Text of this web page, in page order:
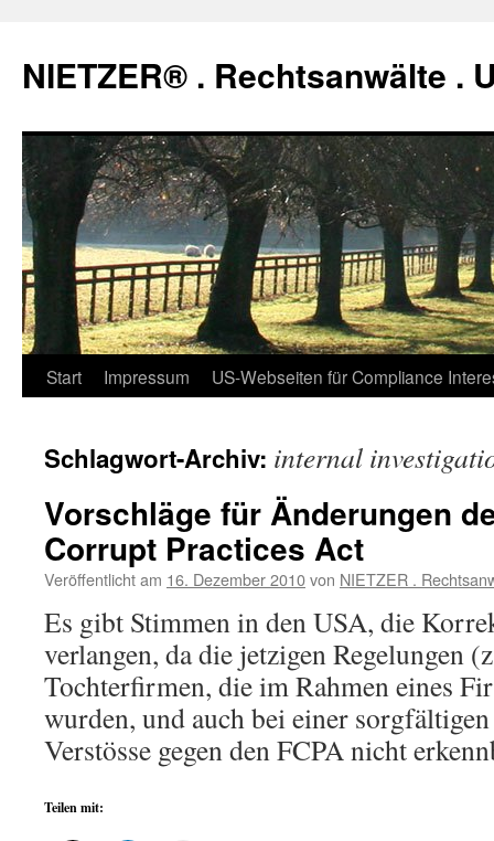
springen
NIETZER® . Rechtsanwälte .
Start Impressum US-Webseiten für Compliance
Schlagwort-Archiv: internal
Vorschläge für Änderungen
Corrupt Practices Act
Veröffentlicht am 16. Dezember 2010von NIETZER .
Es gibt Stimmen in den USA, die
verlangen, da die jetzigen Regelungen
Tochterfirmen, die im Rahmen eines
wurden, und auch bei einer
Verstösse gegen den FCPA nicht
Teilen mit: